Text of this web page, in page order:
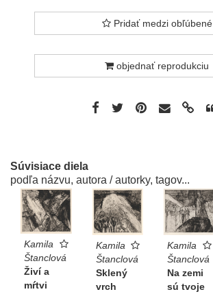
Pridať medzi obľúbené
objednať reprodukciu
Súvisiace diela
podľa názvu, autora / autorky, tagov...
Kamila
Štanclová
Živí a
mŕtvi
Kamila
Štanclová
Sklený
vrch
Kamila
Štanclová
Na zemi
sú tvoje